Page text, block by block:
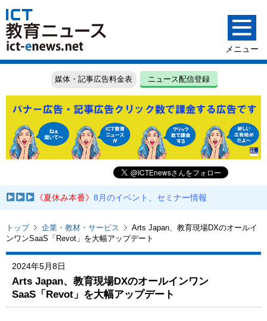
媒体・記事広告料金表 ニュース配信登録
《夏休み本番》8月のイベント、セミナー情報
トップ 企業・教材・サービス
Arts Japan、教育現場DXのオールイ
ンワンSaaS「Revot」を大幅アップデート
2024年5月8日
Arts Japan、教育現場DXのオールインワン
SaaS「Revot」を大幅アップデート